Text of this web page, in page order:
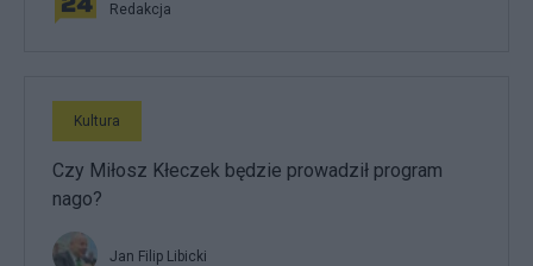
Redakcja
Kultura
Czy Miłosz Kłeczek będzie prowadził program
nago?
Jan Filip Libicki